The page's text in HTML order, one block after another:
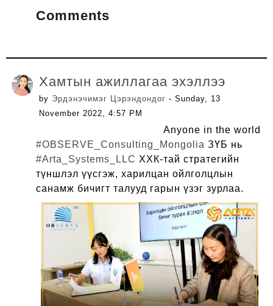
Comments
Хамтын ажиллагаа эхэллээ
by Эрдэнэчимэг Цэрэндондог - Sunday, 13
November 2022, 4:57 PM
Anyone in the world
#OBSERVE_Consulting_Mongolia ЗҮБ нь
#Arta_Systems_LLC ХХК-тай стратегийн
түншлэл үүсгэж, харилцан ойлголцлын
санамж бичигт талууд гарын үзэг зурлаа.